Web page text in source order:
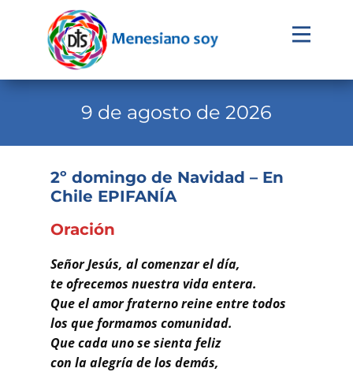
Evangelio
Institucional
Familia Menesiana
Pastoral Vocacional
Recursos
Contacto
Buscar
9 de agosto de 2026
2º domingo de Navidad – En
Chile EPIFANÍA
Oración
Señor Jesús, al comenzar el día,
te ofrecemos nuestra vida entera.
Que el amor fraterno reine entre todos
los que formamos comunidad.
Que cada uno se sienta feliz
con la alegría de los demás,